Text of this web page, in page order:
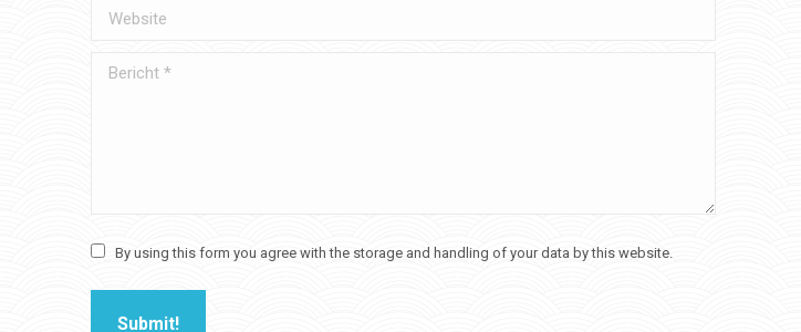
Website
Bericht *
By using this form you agree with the storage and handling of your data by this website.
Submit!